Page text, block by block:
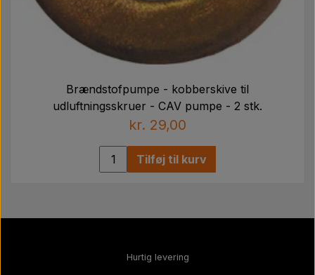
Brændstofpumpe - kobberskive til
udluftningsskruer - CAV pumpe - 2 stk.
kr. 29,00
Tilføj til kurv
Hurtig levering